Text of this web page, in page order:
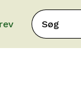
Søg